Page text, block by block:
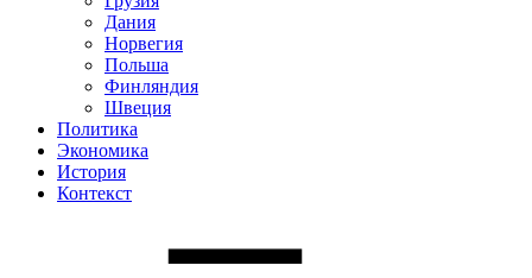
Дания
Норвегия
Польша
Финляндия
Швеция
Политика
Экономика
История
Контекст